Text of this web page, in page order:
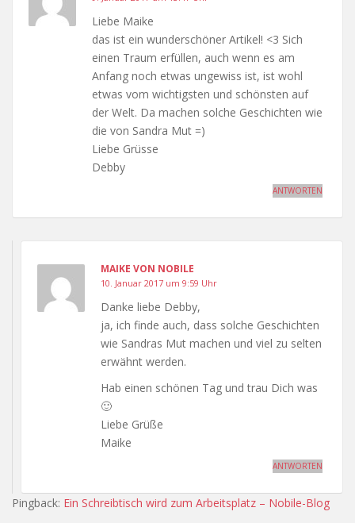
Liebe Maike
das ist ein wunderschöner Artikel! <3 Sich
einen Traum erfüllen, auch wenn es am
Anfang noch etwas ungewiss ist, ist wohl
etwas vom wichtigsten und schönsten auf
der Welt. Da machen solche Geschichten wie
die von Sandra Mut =)
Liebe Grüsse
Debby
ANTWORTEN
MAIKE VON NOBILE
10. Januar 2017 um 9:59 Uhr
Danke liebe Debby,
ja, ich finde auch, dass solche Geschichten
wie Sandras Mut machen und viel zu selten
erwähnt werden.
Hab einen schönen Tag und trau Dich was
🙂
Liebe Grüße
Maike
ANTWORTEN
Pingback: Ein Schreibtisch wird zum Arbeitsplatz – Nobile-Blog